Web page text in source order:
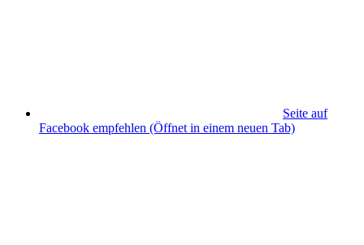
Seite auf
Facebook empfehlen (Öffnet in einem neuen Tab)